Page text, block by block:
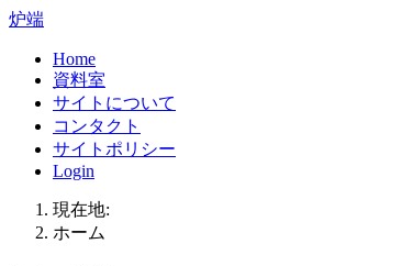
炉端
Home
資料室
サイトについて
コンタクト
サイトポリシー
Login
現在地:
ホーム